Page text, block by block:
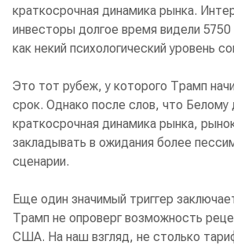
краткосрочная динамика рынка.
инвесторы долгое время видели 5750
как некий психологический уровень
Это тот рубеж, у которого Трамп
срок. Однако после слов, что Белому
краткосрочная динамика рынка,
закладывать в ожидания более
сценарии.
Еще один значимый триггер
Трамп не опроверг возможность
США. На наш взгляд, не столько